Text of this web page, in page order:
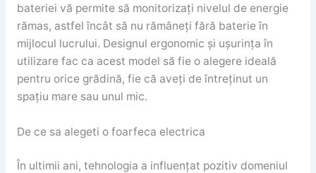
bateriei vă permite să monitorizați nivelul de energie
rămas, astfel încât să nu rămâneți fără baterie în
mijlocul lucrului. Designul ergonomic și ușurința în
utilizare fac ca acest model să fie o alegere ideală
pentru orice grădină, fie că aveți de întreținut un
spațiu mare sau unul mic.
De ce sa alegeti o foarfeca electrica
În ultimii ani, tehnologia a influențat pozitiv domeniul